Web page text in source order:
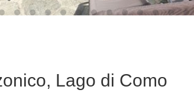
Lago di Como